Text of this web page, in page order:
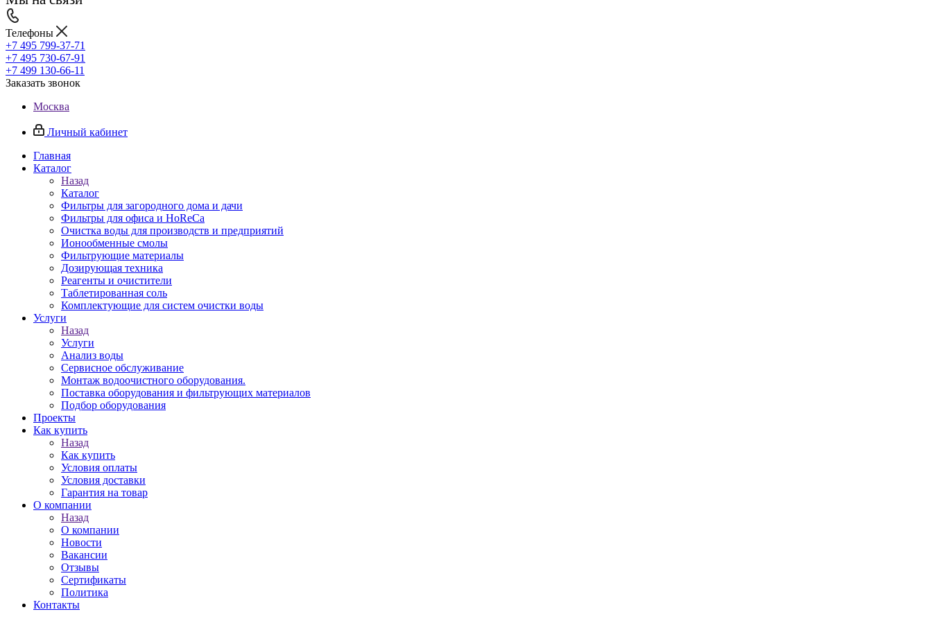
Телефоны
+7 495 799-37-71
+7 495 730-67-91
+7 499 130-66-11
Заказать звонок
Москва
Личный кабинет
Главная
Каталог
Назад
Каталог
Фильтры для загородного дома и дачи
Фильтры для офиса и HoReCa
Очистка воды для производств и предприятий
Ионообменные смолы
Фильтрующие материалы
Дозирующая техника
Реагенты и очистители
Таблетированная соль
Комплектующие для систем очистки воды
Услуги
Назад
Услуги
Анализ воды
Сервисное обслуживание
Монтаж водоочистного оборудования.
Поставка оборудования и фильтрующих материалов
Подбор оборудования
Проекты
Как купить
Назад
Как купить
Условия оплаты
Условия доставки
Гарантия на товар
О компании
Назад
О компании
Новости
Вакансии
Отзывы
Сертификаты
Политика
Контакты